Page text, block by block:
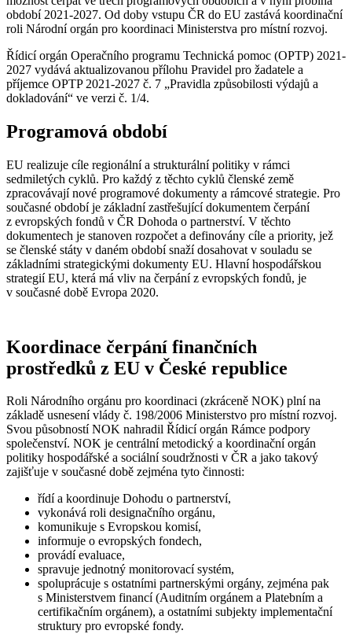
období 2021-2027. Od doby vstupu ČR do EU zastává koordinační
roli Národní orgán pro koordinaci Ministerstva pro místní rozvoj.
Řídicí orgán Operačního programu Technická pomoc (OPTP) 2021-
2027 vydává aktualizovanou přílohu Pravidel pro žadatele a
příjemce OPTP 2021-2027 č. 7 „Pravidla způsobilosti výdajů a
dokladování“ ve verzi č. 1/4.
Programová období
EU realizuje cíle regionální a strukturální politiky v rámci
sedmiletých cyklů. Pro každý z těchto cyklů členské země
zpracovávají nové programové dokumenty a rámcové strategie. Pro
současné období je základní zastřešující dokumentem čerpání
z evropských fondů v ČR Dohoda o partnerství. V těchto
dokumentech je stanoven rozpočet a definovány cíle a priority, jež
se členské státy v daném období snaží dosahovat v souladu se
základními strategickými dokumenty EU. Hlavní hospodářskou
strategií EU, která má vliv na čerpání z evropských fondů, je
v současné době Evropa 2020.
Koordinace čerpání finančních
prostředků z EU v České republice
Roli Národního orgánu pro koordinaci (zkráceně NOK) plní na
základě usnesení vlády č. 198/2006 Ministerstvo pro místní rozvoj.
Svou působností NOK nahradil Řídicí orgán Rámce podpory
společenství. NOK je centrální metodický a koordinační orgán
politiky hospodářské a sociální soudržnosti v ČR a jako takový
zajišťuje v současné době zejména tyto činnosti:
řídí a koordinuje Dohodu o partnerství,
vykonává roli designačního orgánu,
komunikuje s Evropskou komisí,
informuje o evropských fondech,
provádí evaluace,
spravuje jednotný monitorovací systém,
spoluprácuje s ostatními partnerskými orgány, zejména pak
s Ministerstvem financí (Auditním orgánem a Platebním a
certifikačním orgánem), a ostatními subjekty implementační
struktury pro evropské fondy.